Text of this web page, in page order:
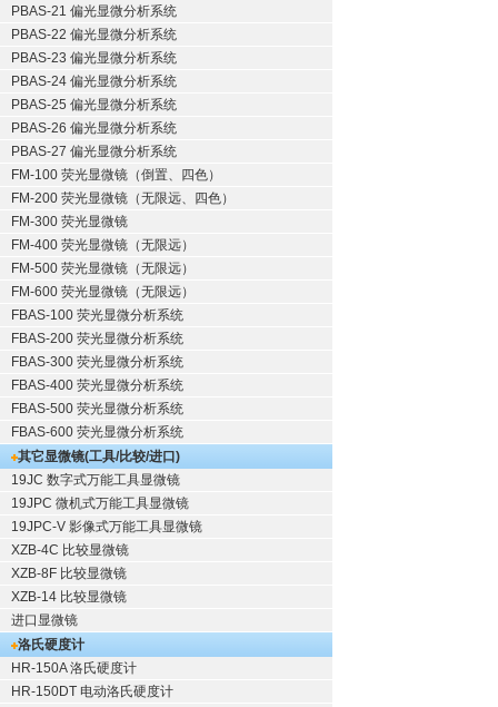
PBAS-21 偏光显微分析系统
PBAS-22 偏光显微分析系统
PBAS-23 偏光显微分析系统
PBAS-24 偏光显微分析系统
PBAS-25 偏光显微分析系统
PBAS-26 偏光显微分析系统
PBAS-27 偏光显微分析系统
FM-100 荧光显微镜（倒置、四色）
FM-200 荧光显微镜（无限远、四色）
FM-300 荧光显微镜
FM-400 荧光显微镜（无限远）
FM-500 荧光显微镜（无限远）
FM-600 荧光显微镜（无限远）
FBAS-100 荧光显微分析系统
FBAS-200 荧光显微分析系统
FBAS-300 荧光显微分析系统
FBAS-400 荧光显微分析系统
FBAS-500 荧光显微分析系统
FBAS-600 荧光显微分析系统
其它显微镜(工具/比较/进口)
19JC 数字式万能工具显微镜
19JPC 微机式万能工具显微镜
19JPC-V 影像式万能工具显微镜
XZB-4C 比较显微镜
XZB-8F 比较显微镜
XZB-14 比较显微镜
进口显微镜
洛氏硬度计
HR-150A 洛氏硬度计
HR-150DT 电动洛氏硬度计